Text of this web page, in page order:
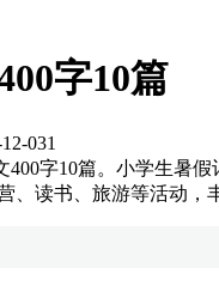
字10篇
031
400字10篇。小学生暑
、读书、旅游等活动